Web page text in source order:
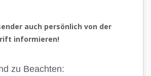
auch persönlich von der
informieren!
zu Beachten: